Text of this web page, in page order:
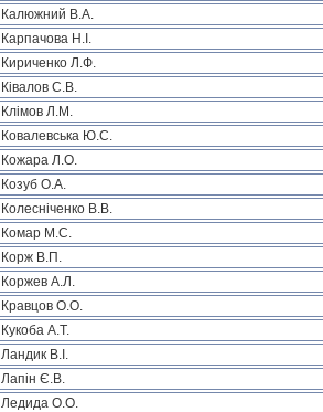
Калюжний В.А.
Карпачова Н.І.
Кириченко Л.Ф.
Ківалов С.В.
Клімов Л.М.
Ковалевська Ю.С.
Кожара Л.О.
Козуб О.А.
Колесніченко В.В.
Комар М.С.
Корж В.П.
Коржев А.Л.
Кравцов О.О.
Кукоба А.Т.
Ландик В.І.
Лапін Є.В.
Ледида О.О.